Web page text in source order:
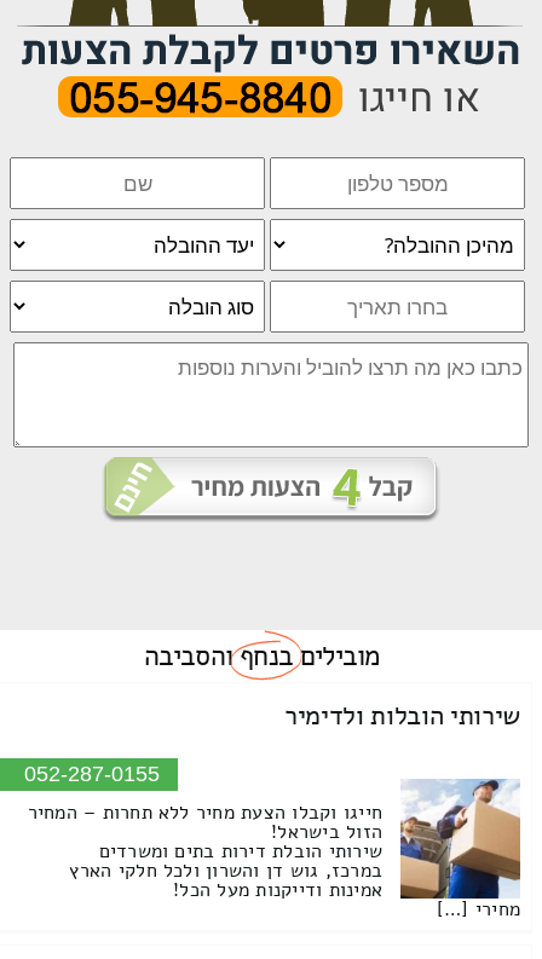
מוביליםבנחףוהסביבה
שירותי הובלות ולדימיר
052-287-0155
חייגו וקבלו הצעת מחיר ללא תחרות – המחיר
הזול בישראל!
שירותי הובלת דירות בתים ומשרדים
במרכז, גוש דן והשרון ולכל חלקי הארץ
אמינות ודייקנות מעל הכל!
מחירי […]